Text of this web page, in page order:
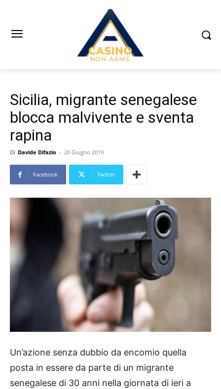
Sicilia, migrante senegalese
blocca malvivente e sventa
rapina
Di Davide Difazio - 20 Giugno 2019
Facebook Twitter
Un’azione senza dubbio da encomio quella
posta in essere da parte di un migrante
senegalese di 30 anni nella giornata di ieri a